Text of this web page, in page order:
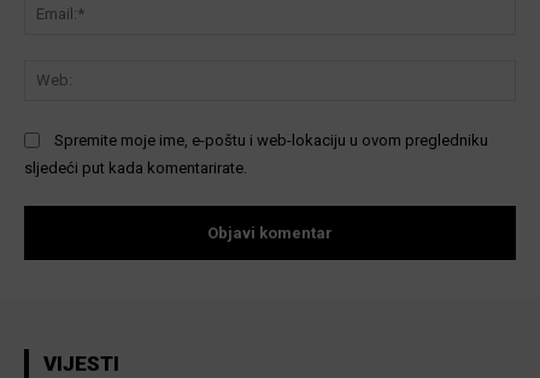
Spremite moje ime, e-poštu i web-lokaciju u ovom pregledniku
sljedeći put kada komentarirate.
VIJESTI